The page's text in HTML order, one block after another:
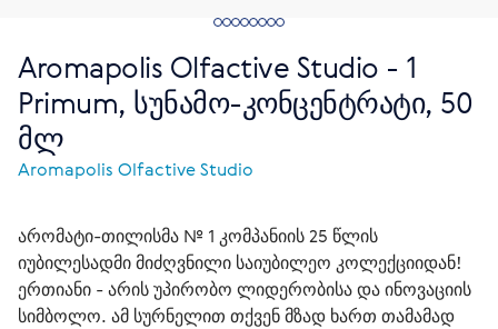
Aromapolis Olfactive Studio - 1
Primum, სუნამო-კონცენტრატი, 50
მლ
Aromapolis Olfactive Studio
არომატი-თილისმა № 1 კომპანიის 25 წლის
იუბილესადმი მიძღვნილი საიუბილეო კოლექციიდან!
ერთიანი - არის უპირობო ლიდერობისა და ინოვაციის
სიმბოლო. ამ სურნელით თქვენ მზად ხართ თამამად